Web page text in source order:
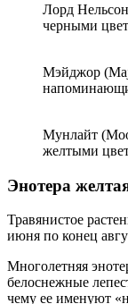
Лорд
черными
Мэйджор
Мунлайт
желтыми
Энотера
Травянистое
июня по конец
Многолетняя
белоснежные
чему ее именуют